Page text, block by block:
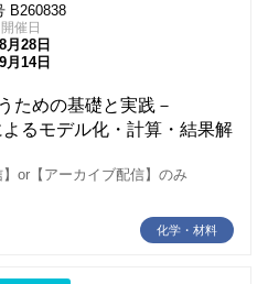
B260838
開催日
月28日
月14日
ための基礎と実践－
るモデル化・計算・結果解
or【アーカイブ配信】のみ
化学・材料